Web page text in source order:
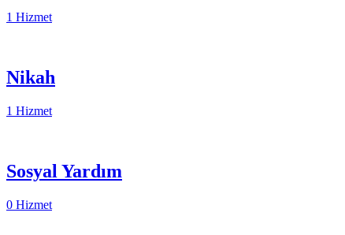
1 Hizmet
Nikah
1 Hizmet
Sosyal Yardım
0 Hizmet